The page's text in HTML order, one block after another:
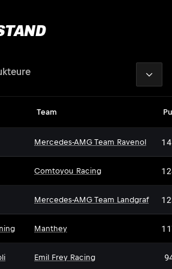
Team
Mercedes-AMG Team Ravenol
Comtoyou Racing
Mercedes-AMG Team Landgraf
Manthey
Emil Frey Racing